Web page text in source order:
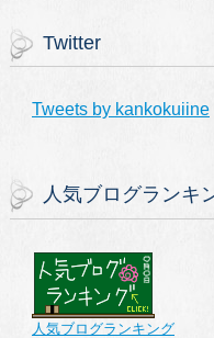
Twitter
Tweets by kankokuiine
人気ブログランキ
人気ブログランキング